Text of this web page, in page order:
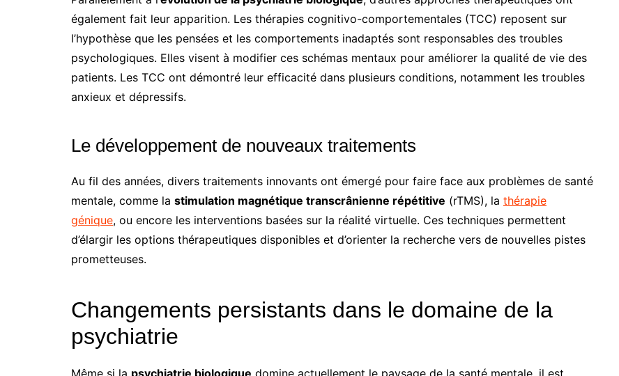
également fait leur apparition. Les thérapies cognitivo-comportementales (TCC) reposent sur
l’hypothèse que les pensées et les comportements inadaptés sont responsables des troubles
psychologiques. Elles visent à modifier ces schémas mentaux pour améliorer la qualité de vie des
patients. Les TCC ont démontré leur efficacité dans plusieurs conditions, notamment les troubles
anxieux et dépressifs.
Le développement de nouveaux traitements
Au fil des années, divers traitements innovants ont émergé pour faire face aux problèmes de santé
mentale, comme la stimulation magnétique transcrânienne répétitive (rTMS), la thérapie
génique, ou encore les interventions basées sur la réalité virtuelle. Ces techniques permettent
d’élargir les options thérapeutiques disponibles et d’orienter la recherche vers de nouvelles pistes
prometteuses.
Changements persistants dans le domaine de la
psychiatrie
Même si la psychiatrie biologique domine actuellement le paysage de la santé mentale, il est